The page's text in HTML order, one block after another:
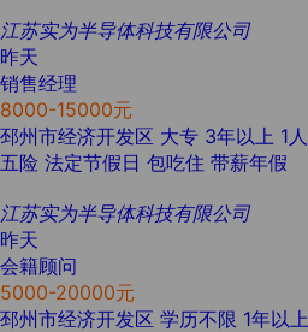
江苏实为半导体科技有限公司
昨天
销售经理
8000-15000元
邳州市经济开发区 大专 3年以上 1人
五险 法定节假日 包吃住 带薪年假
江苏实为半导体科技有限公司
昨天
会籍顾问
5000-20000元
邳州市经济开发区 学历不限 1年以上